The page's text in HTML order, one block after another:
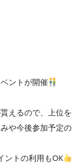
ントが開催
えるので、上位を
や今後参加予定の
ントの利用もOK